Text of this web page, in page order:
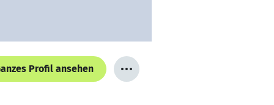
Profil ansehen